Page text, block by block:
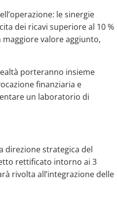
le sinergie
dei ricavi superiore al 10 %
valore aggiunto,
porteranno insieme
finanziaria e
un laboratorio di
direzione strategica del
rettificato intorno ai 3
rivolta all’integrazione delle